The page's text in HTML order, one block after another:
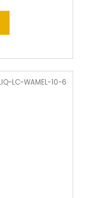
LC-WAMEL-10-6